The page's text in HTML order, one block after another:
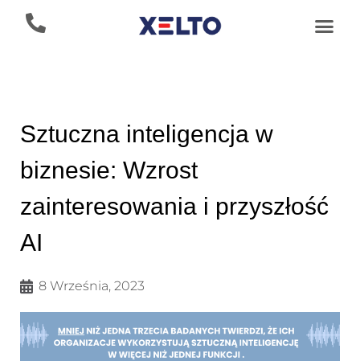
Sztuczna inteligencja w
biznesie: Wzrost
zainteresowania i przyszłość
AI
8 Września, 2023